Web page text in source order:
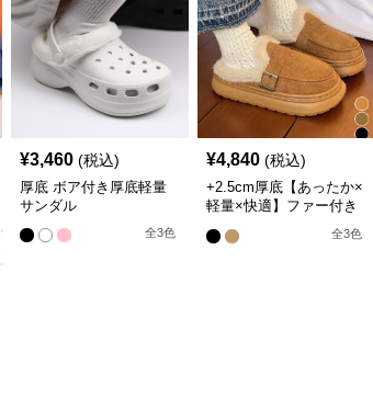
全
色
¥3,460 (税込)
厚底 ボア付き厚底軽量
サンダル
全3色
¥4,840 (税込)
+2.5cm厚底【あったか×
軽量×快適】ファー付き
裏起毛ルームシューズ
全3色